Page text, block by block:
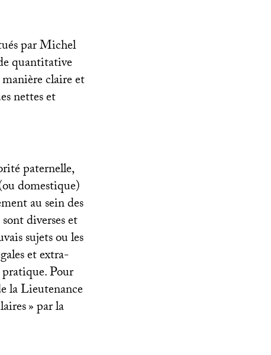
par Michel
quantitative
claire et
nettes et
paternelle,
domestique)
au sein des
diverses et
sujets ou les
et extra-
Pour
la Lieutenance
» par la